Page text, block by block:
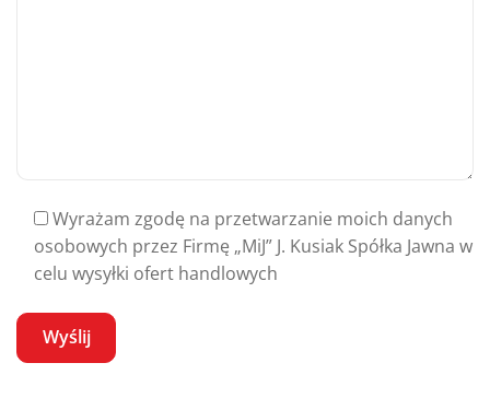
Wyrażam zgodę na przetwarzanie moich danych
osobowych przez Firmę „MiJ” J. Kusiak Spółka Jawna w
celu wysyłki ofert handlowych